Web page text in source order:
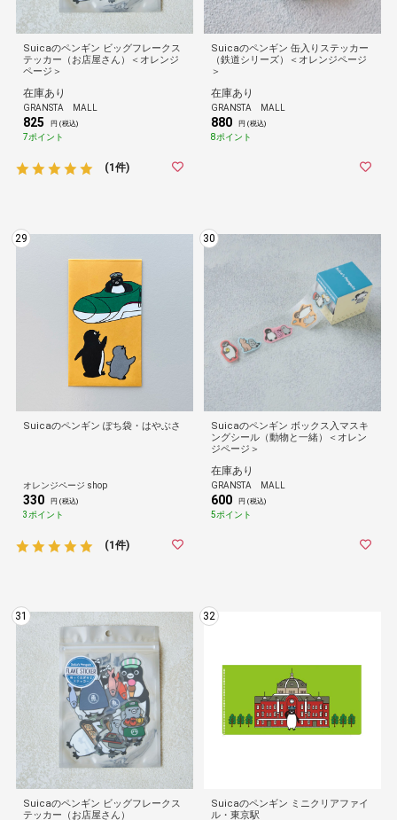
Suicaのペンギン ビッグフレークス
テッカー（お店屋さん）＜オレンジ
ページ＞
在庫あり
GRANSTA MALL
825 円 (税込)
7ポイント
(1件)
Suicaのペンギン 缶入りステッカー
（鉄道シリーズ）＜オレンジページ
＞
在庫あり
GRANSTA MALL
880 円 (税込)
8ポイント
29
Suicaのペンギン ぽち袋・はやぶさ
オレンジページ shop
330 円 (税込)
3ポイント
(1件)
30
Suicaのペンギン ボックス入マスキ
ングシール（動物と一緒）＜オレン
ジページ＞
在庫あり
GRANSTA MALL
600 円 (税込)
5ポイント
31
Suicaのペンギン ビッグフレークス
テッカー（お店屋さん）
32
Suicaのペンギン ミニクリアファイ
ル・東京駅